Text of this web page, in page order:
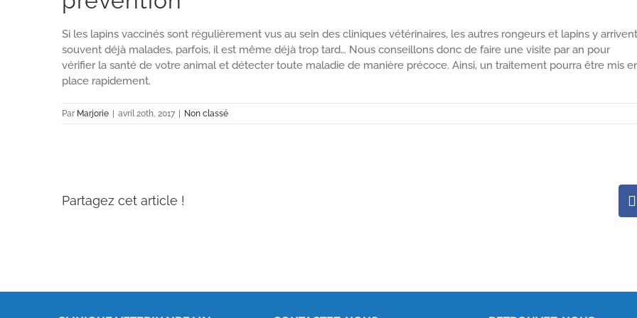
Si les lapins vaccinés sont régulièrement vus au sein des cliniques vétérinaires, les autres rongeurs et lapins y arrivent
souvent déjà malades, parfois, il est même déjà trop tard… Nous conseillons donc de faire une visite par an pour
vérifier la santé de votre animal et détecter toute maladie de manière précoce. Ainsi, un traitement pourra être mis
place rapidement.
Par Marjorie avril 20th, 2017 Non classé
Partagez cet article !